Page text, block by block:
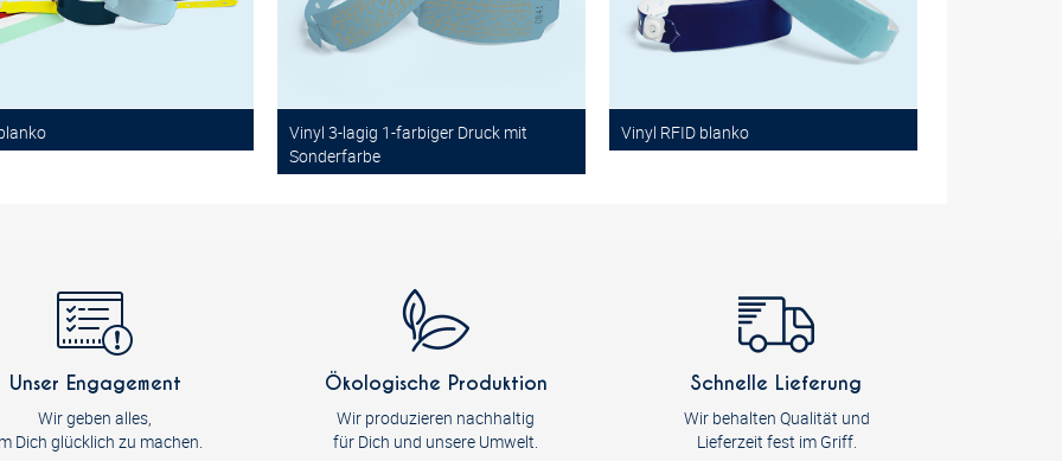
Vinyl 3-lagig 1-farbiger Druck mit
Sonderfarbe
Vinyl RFID blanko
Unser Engagement
Wir geben alles,
Dich glücklich zu machen.
Ökologische Produktion
Wir produzieren nachhaltig
für Dich und unsere Umwelt.
Schnelle Lieferung
Wir behalten Qualität und
Lieferzeit fest im Griff.